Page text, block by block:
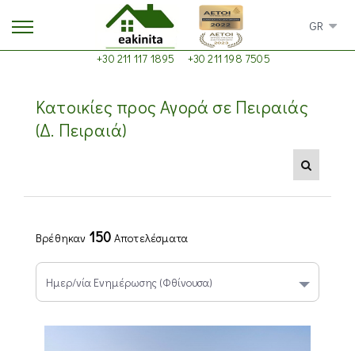
GR
+30 211 117 1895 +30 211 198 7505
Κατοικίες προς Αγορά σε Πειραιάς
(Δ. Πειραιά)
Βρέθηκαν 150 Αποτελέσματα